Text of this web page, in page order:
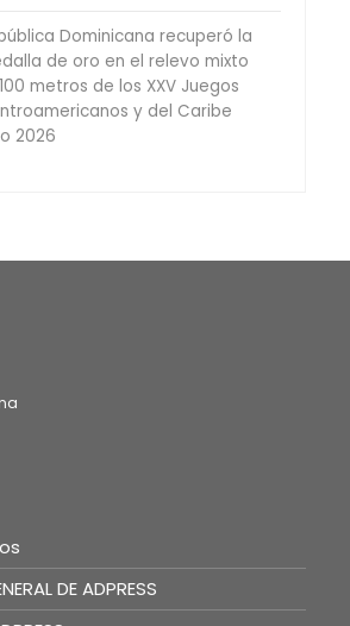
Dominicana recuperó la
de oro en el relevo mixto
metros de los XXV Juegos
y del Caribe
2026
DE ADPRESS